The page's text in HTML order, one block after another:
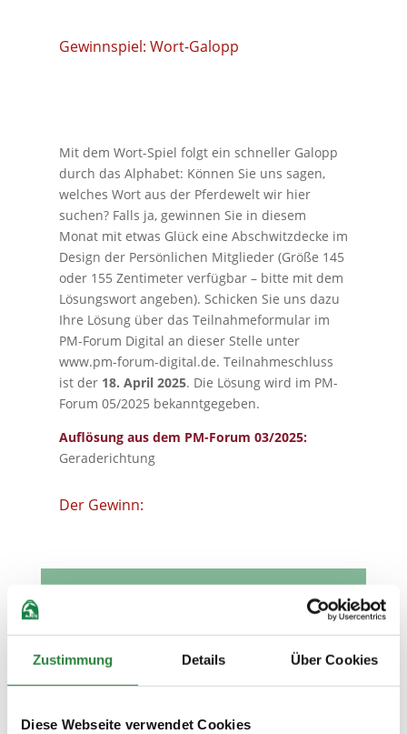
Zustimmung Details Über Cookies
Diese Webseite verwendet Cookies
Gewinnspiel: Wort-Galopp
Mit dem Wort-Spiel folgt ein schneller Galopp
durch das Alphabet: Können Sie uns sagen,
welches Wort aus der Pferdewelt wir hier
suchen? Falls ja, gewinnen Sie in diesem
Monat mit etwas Glück eine Abschwitzdecke im
Design der Persönlichen Mitglieder (Größe 145
oder 155 Zentimeter verfügbar – bitte mit dem
Lösungswort angeben). Schicken Sie uns dazu
Ihre Lösung über das Teilnahmeformular im
PM-Forum Digital an dieser Stelle unter
www.pm-forum-digital.de. Teilnahmeschluss
ist der 18. April 2025. Die Lösung wird im PM-
Forum 05/2025 bekanntgegeben.
Auflösung aus dem PM-Forum 03/2025:
Geraderichtung
Der Gewinn:
Worträtsel-Gewinnspiel:
Teilnahmeformular